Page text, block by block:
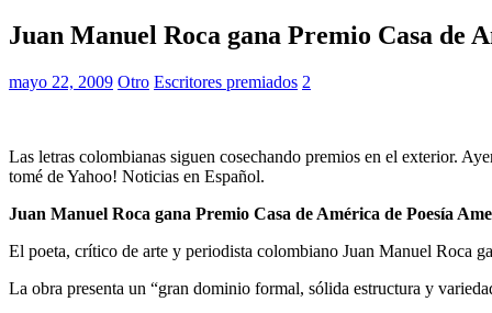
Juan Manuel Roca gana Premio Casa de
mayo 22, 2009 Otro Escritores premiados 2
Las letras colombianas siguen cosechando premios en el exterior.
tomé de Yahoo! Noticias en Español.
Juan Manuel Roca gana Premio Casa de América de Poesía
El poeta, crítico de arte y periodista colombiano Juan Manuel Roca
La obra presenta un “gran dominio formal, sólida estructura y